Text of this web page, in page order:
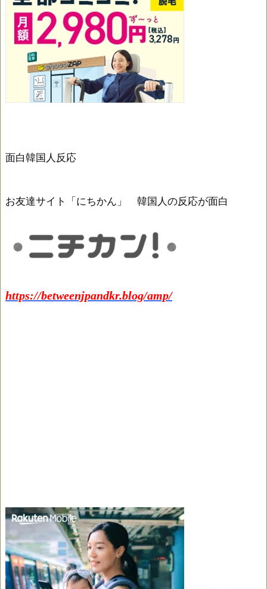
面白韓国人反応
お友達サイト「にちかん」 韓国人の反応が面白
https://betweenjpandkr.blog/amp/